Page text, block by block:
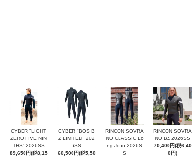
CYBER "LIGHT
ZERO FIVE NIN
THS" 2026SS
89,650円(税8,15
CYBER "BOS B
Z LIMITED" 202
6SS
60,500円(税5,50
RINCON SOVRA
NO CLASSIC Lo
ng John 2026S
S
RINCON SOVRA
NO BZ 2026SS
70,400円(税6,40
0円)